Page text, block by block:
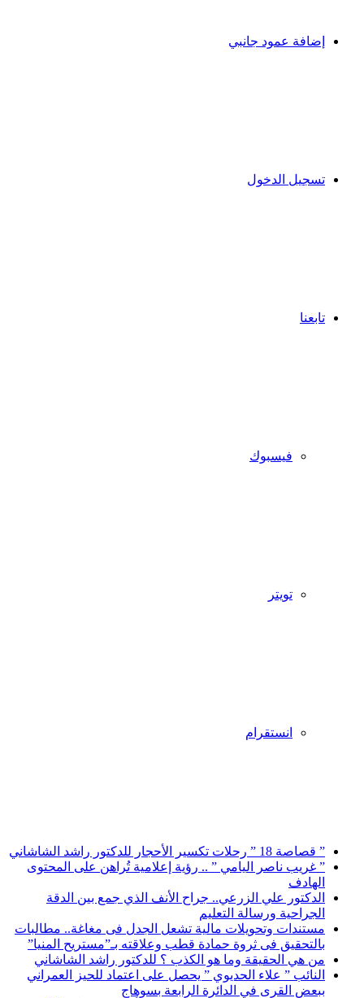
إضافة عمود جانبي
تسجيل الدخول
تابعنا
فيسبوك
تويتر
انستقرام
” قصاصة 18 ” رحلات تكسير الأحجار للدكتور راشد الشاشاني
” غريب ناصر اليامي ” .. رؤية إعلامية تُراهن على المحتوى
الهادف
الدكتور علي الزرعي.. جراح الأنف الذي جمع بين الدقة
الجراحية ورسالة التعليم
مستندات وتحويلات مالية تشعل الجدل فى مغاغة.. مطالبات
بالتحقيق فى ثروة حمادة قطب وعلاقته بـ”مستريح المنيا”
من هي الحقيقة وما هو الكذب ؟ للدكتور راشد الشاشاني
النائب ” علاء الحديوي ” يحصل على اعتماد للحيز العمراني
ببعض القرى في الدائرة الرابعة بسوهاج